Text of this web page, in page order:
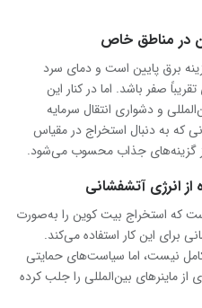
در مناطق خاص
برق پایین است و دمای سرد
صفر باشد. اما در کنار این
و دشواری انتقال سرمایه
که به دنبال استخراج در مقیاس
گزینه‌های جذاب محسوب می‌شود.
از انرژی آتشفشانی
که استخراج بیت کوین را به‌صورت
برای این کار استفاده می‌کند.
نیست، اما سیاست‌های حمایتی
ماینرهای بین‌المللی را جلب کرده